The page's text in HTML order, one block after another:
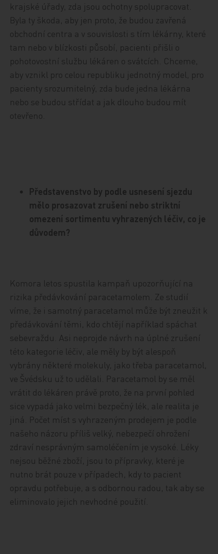
krajské úřady, zda jsou ochotny spolupracovat.
Byla ty škoda, aby jen proto, že budou zavřená
obchodní centra a v souvislosti s tím lékárny, které
tam nebo v blízkosti působí, pacienti přišli o
pohotovostní službu lékáren o svátcích. Chceme,
aby vznikl pro celou republiku jednotný model, pro
pacienty srozumitelný, zda bude jedna lékárna
nebo se budou střídat a jak dlouho budou mít
otevřeno.
Představenstvo by podle usnesení sjezdu
mělo prosazovat zrušení nebo striktní
omezení sortimentu vyhrazených léčiv, co je
důvodem?
Komora letos spustila kampaň upozorňující na
rizika předávkování paracetamolem. Ze studií
víme, že i samotný paracetamol může být zneužit k
předávkování těmi, kdo chtějí například spáchat
sebevraždu. Asi neprojde návrh na úplné zrušení
této kategorie léčiv, ale měly by být alespoň
vybrány některé molekuly, jako třeba paracetamol,
ve Švédsku už to udělali. Paracetamol by se měl
vrátit do lékáren právě proto, že na první pohled
sice vypadá jako velmi bezpečný lék, ale realita je
jiná. Počet míst s vyhrazeným prodejem je podle
našeho názoru příliš velký, nebezpečí ohrožení
zdraví nesprávným samoléčením je vysoké. Léky
nejsou běžné zboží, jsou to přípravky, které je
nutno brát pouze v případech, kdy to pacient
opravdu potřebuje, a s odbornou radou, tak aby se
eliminovalo jejich nevhodné použití.